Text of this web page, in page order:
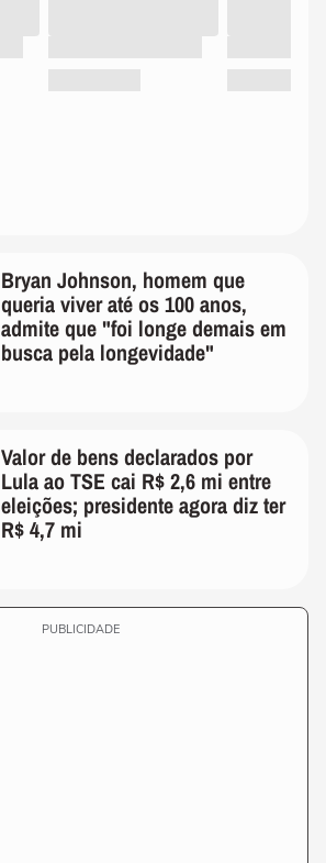
Bryan Johnson, homem que
queria viver até os 100 anos,
admite que "foi longe demais em
busca pela longevidade"
Valor de bens declarados por
Lula ao TSE cai R$ 2,6 mi entre
eleições; presidente agora diz ter
R$ 4,7 mi
PUBLICIDADE